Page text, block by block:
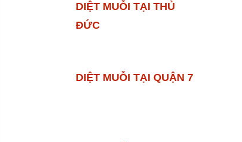
DIỆT MUỖI TẠI THỦ
ĐỨC
DIỆT MUỖI TẠI QUẬN 7